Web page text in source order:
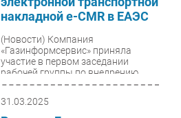
накладной e-CMR в ЕАЭС
(Новости) Компания
«Газинформсервис» приняла
участие в первом заседании
рабочей группы по внедрению
электронных международных
31.03.2025